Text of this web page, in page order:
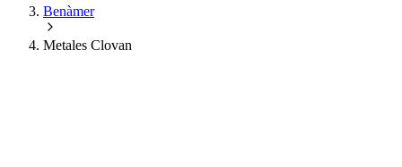
Benàmer
Metales Clovan